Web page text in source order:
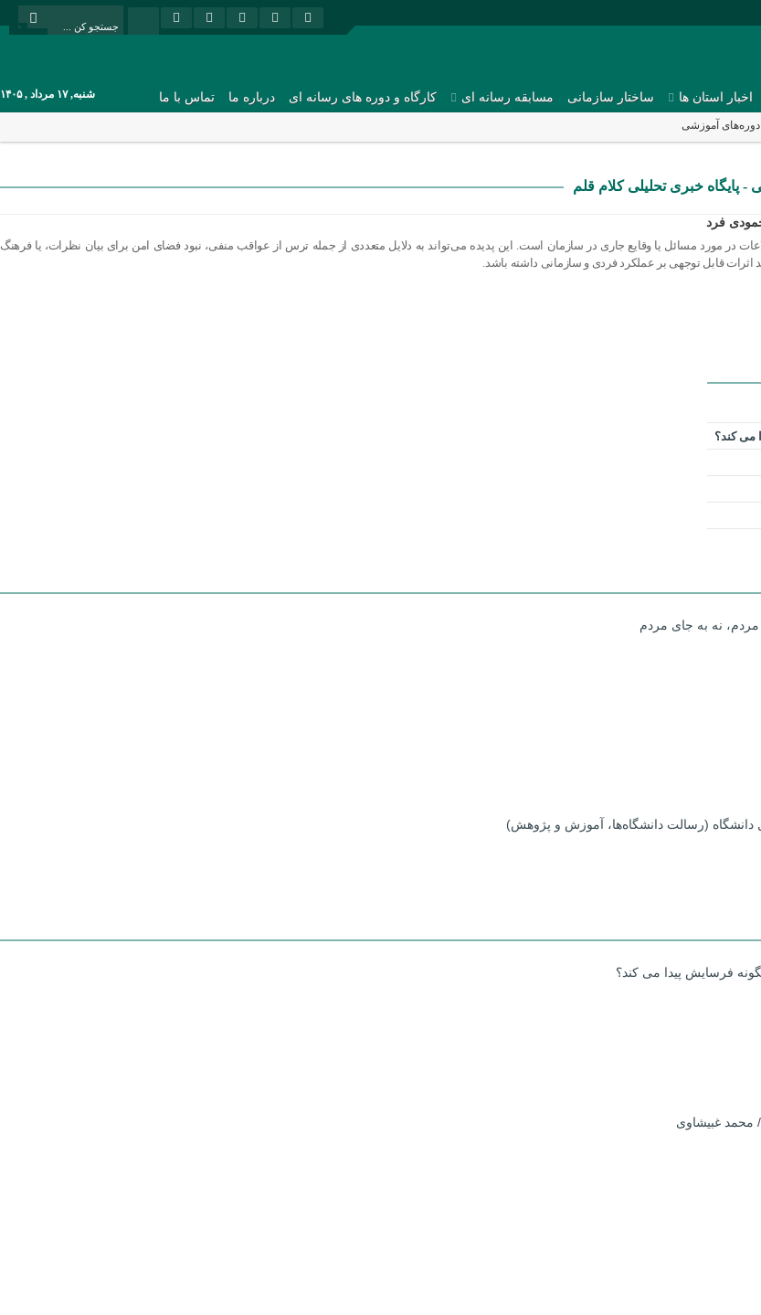
اخبار استان ها ساختار سازمانی مسابقه رسانه ای کارگاه و دوره های رسانه ای درباره ما تماس با ما شنبه, ۱۷ مرداد , ۱۴۰۵
آموزشی
خبری تحلیلی کلام قلم
فرد
در مورد مسائل یا وقایع جاری در سازمان است. این پدیده می‌تواند به دلایل متعددی از جمله ترس از عواقب منفی، نبود فضای امن برای بیان نظرات، یا فرهنگ
قابل توجهی بر عملکرد فردی و سازمانی داشته باشد.
می کند؟
نه به جای مردم
دانشگاه (رسالت دانشگاه‌ها، آموزش و پژوهش)
فرسایش پیدا می کند؟
محمد غبیشاوی